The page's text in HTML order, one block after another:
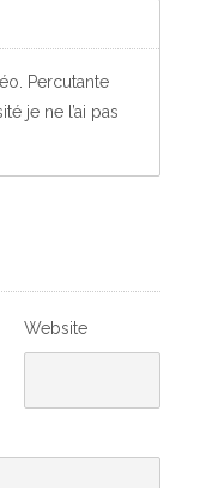
Percutante
je ne l’ai pas
Website